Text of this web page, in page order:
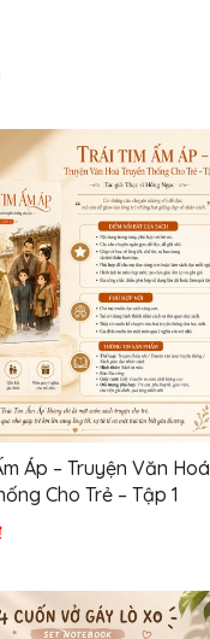
Áp – Truyện Văn Hoá
Cho Trẻ – Tập 1